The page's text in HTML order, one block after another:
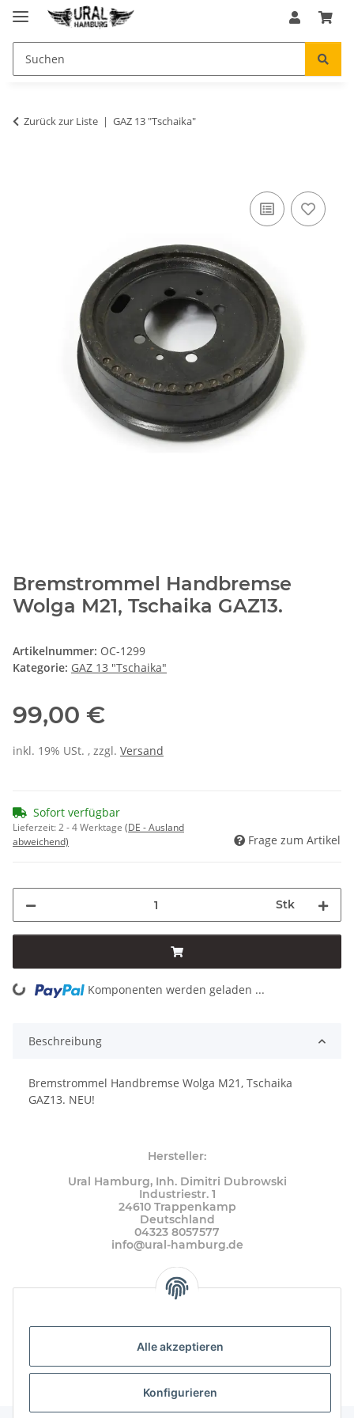
Alle akzeptieren
Konfigurieren
Zurück zur Liste GAZ 13 "Tschaika"
Bremstrommel Handbremse
Wolga M21, Tschaika GAZ13.
Artikelnummer: OC-1299
Kategorie: GAZ 13 "Tschaika"
99,00 €
inkl. 19% USt. , zzgl. Versand
Sofort verfügbar
Lieferzeit:2 - 4 Werktage (DE - Ausland
abweichend)
Frage zum Artikel
Stk
Loading... Komponenten werden geladen ...
Beschreibung
Bremstrommel Handbremse Wolga M21, Tschaika
GAZ13. NEU!
Hersteller:
Ural Hamburg, Inh. Dimitri Dubrowski
Industriestr. 1
24610 Trappenkamp
Deutschland
04323 8057577
info@ural-hamburg.de